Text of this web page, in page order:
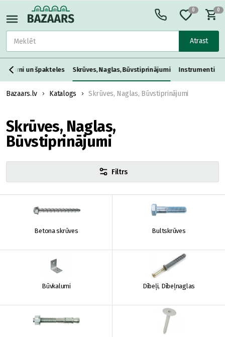
Atrast
0 0
un špakteles Skrūves, Naglas, Būvstiprinājumi Instrumenti
Bazaars.lv Katalogs Skrūves, Naglas, Būvstiprinājumi
Skrūves, Naglas,
Būvstiprinājumi
Filtrs
Betona skrūves Bultskrūves
Būvkalumi Dībeļi, Dībeļnaglas